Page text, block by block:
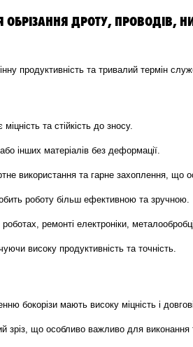
ДРОТУ, ПРОВОДІВ,
продуктивність та тривалий термін
та стійкість до зносу.
інших матеріалів без деформації.
використання та гарне захоплення, що
роботу більш ефективною та зручною.
ремонті електроніки,
високу продуктивність та точність.
бокорізи мають високу міцність і
зріз, що особливо важливо для виконання